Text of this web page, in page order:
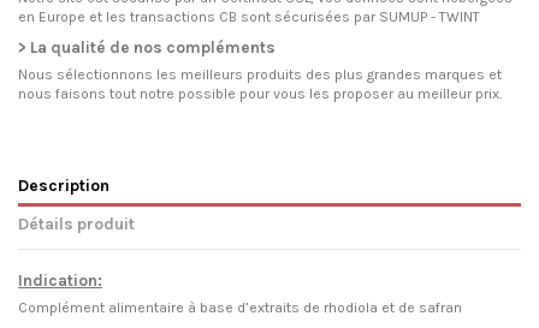
en Europe et les transactions CB sont sécurisées par SUMUP - TWINT
> La qualité de nos compléments
Nous sélectionnons les meilleurs produits des plus grandes marques et
nous faisons tout notre possible pour vous les proposer au meilleur prix.
Description
Détails produit
Indication:
Complément alimentaire à base d’extraits de rhodiola et de safran